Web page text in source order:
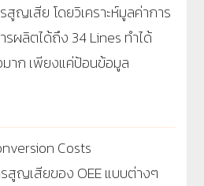
สูญเสีย โดยวิเคราะห์มูลค่าการ
ผลิตได้ถึง 34 Lines ทำได้
มาก เพียงแค่ป้อนข้อมูล
Costs
รสูญเสียของ OEE แบบต่างๆ